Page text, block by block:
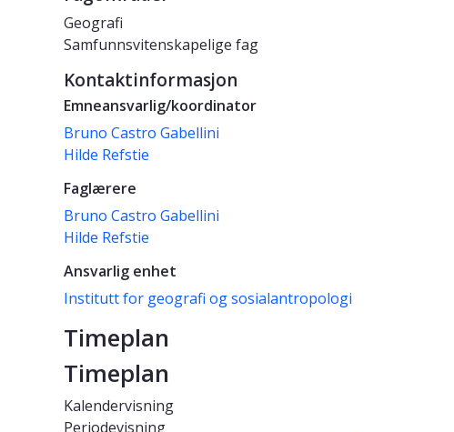
Geografi
Samfunnsvitenskapelige fag
Kontaktinformasjon
Emneansvarlig/koordinator
Bruno Castro Gabellini
Hilde Refstie
Faglærere
Bruno Castro Gabellini
Hilde Refstie
Ansvarlig enhet
Institutt for geografi og sosialantropologi
Timeplan
Timeplan
Kalendervisning
Periodevisning